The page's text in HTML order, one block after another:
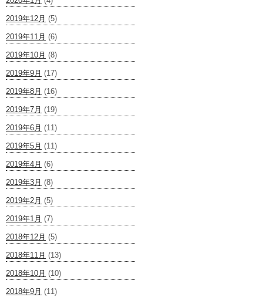
2019年12月 (5)
2019年11月 (6)
2019年10月 (8)
2019年9月 (17)
2019年8月 (16)
2019年7月 (19)
2019年6月 (11)
2019年5月 (11)
2019年4月 (6)
2019年3月 (8)
2019年2月 (5)
2019年1月 (7)
2018年12月 (5)
2018年11月 (13)
2018年10月 (10)
2018年9月 (11)